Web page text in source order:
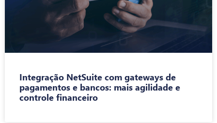
Integração NetSuite com gateways de
pagamentos e bancos: mais agilidade e
controle financeiro